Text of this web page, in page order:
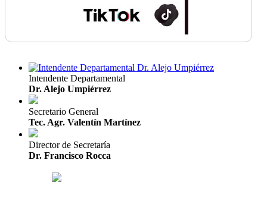
Intendente Departamental
Dr. Alejo Umpiérrez
Secretario General
Tec. Agr. Valentín Martínez
Director de Secretaría
Dr. Francisco Rocca